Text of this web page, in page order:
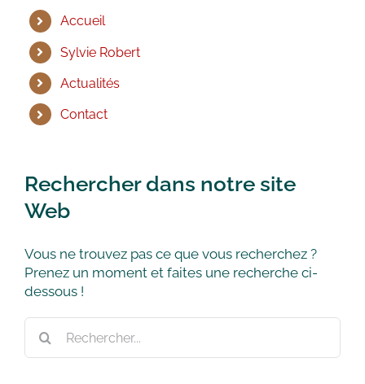
Accueil
Sylvie Robert
Actualités
Contact
Rechercher dans notre site
Web
Vous ne trouvez pas ce que vous recherchez ?
Prenez un moment et faites une recherche ci-
dessous !